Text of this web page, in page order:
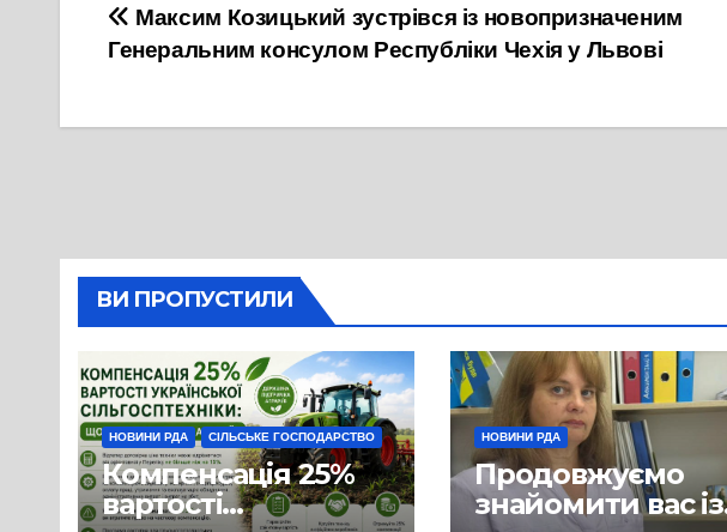
Навігація
записів
Максим Козицький зустрівся із новопризначеним
Генеральним консулом Республіки Чехія у Львові
ВИ ПРОПУСТИЛИ
НОВИНИ РДА СІЛЬСЬКЕ ГОСПОДАРСТВО
Компенсація 25%
вартості
НОВИНИ РДА
Продовжуємо
знайомити вас із